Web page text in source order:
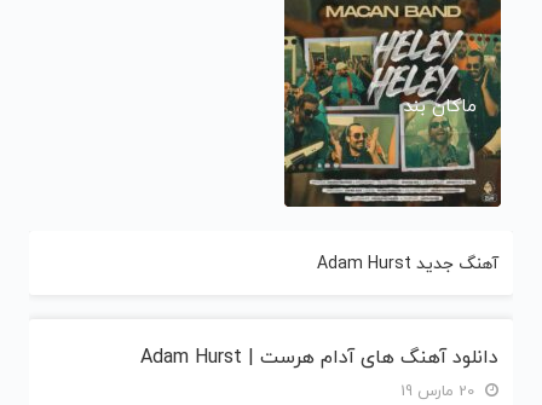
ماکان بند
آهنگ جدید Adam Hurst
دانلود آهنگ های آدام هرست | Adam Hurst